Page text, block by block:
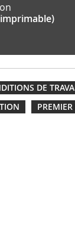
DE
PREMIER